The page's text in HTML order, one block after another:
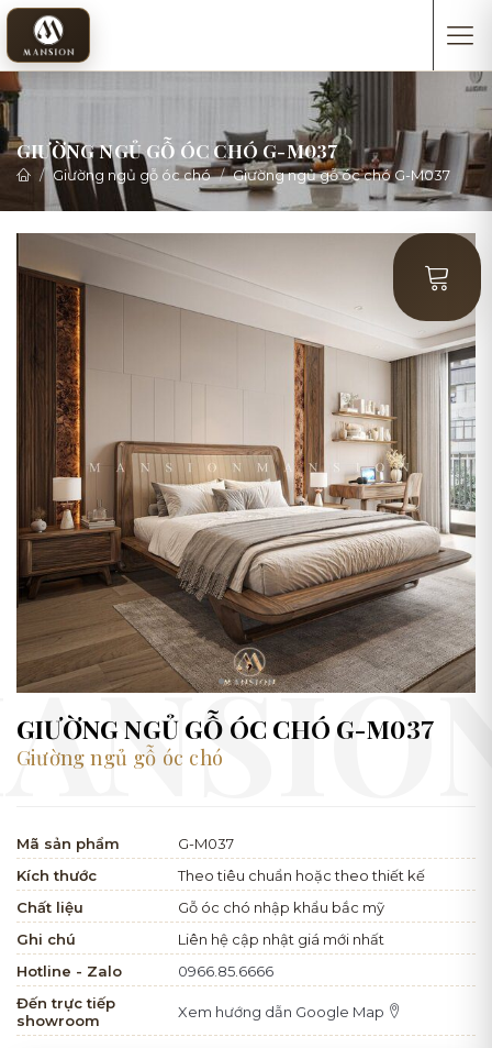
GIƯỜNG NGỦ GỖ ÓC CHÓ G-M037
Giường ngủ gỗ óc chó Giường ngủ gỗ óc chó G-M037
GIƯỜNG NGỦ GỖ ÓC CHÓ G-M037
Giường ngủ gỗ óc chó
Mã sản phẩm
G-M037
Kích thước
Theo tiêu chuẩn hoặc theo thiết kế
Chất liệu
Gỗ óc chó nhập khẩu bắc mỹ
Ghi chú
Liên hệ cập nhật giá mới nhất
Hotline - Zalo
0966.85.6666
Đến trực tiếp
showroom
Xem hướng dẫn Google Map